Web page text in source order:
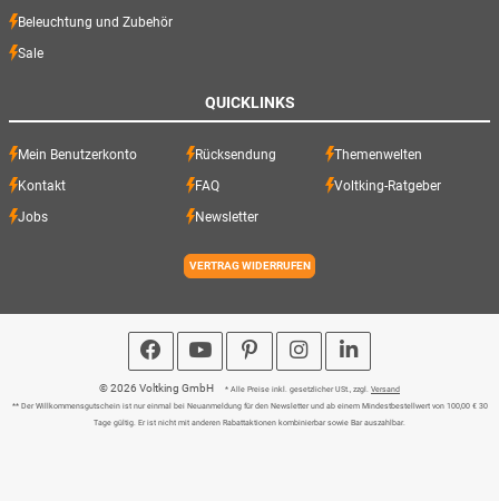
Beleuchtung und Zubehör
Sale
QUICKLINKS
Mein Benutzerkonto Rücksendung Themenwelten
Kontakt FAQ Voltking-Ratgeber
Jobs Newsletter
VERTRAG WIDERRUFEN
© 2026 Voltking GmbH * Alle Preise inkl. gesetzlicher USt., zzgl. Versand
** Der Willkommensgutschein ist nur einmal bei Neuanmeldung für den Newsletter und ab einem Mindestbestellwert von 100,00 € 30
Tage gültig. Er ist nicht mit anderen Rabattaktionen kombinierbar sowie Bar auszahlbar.